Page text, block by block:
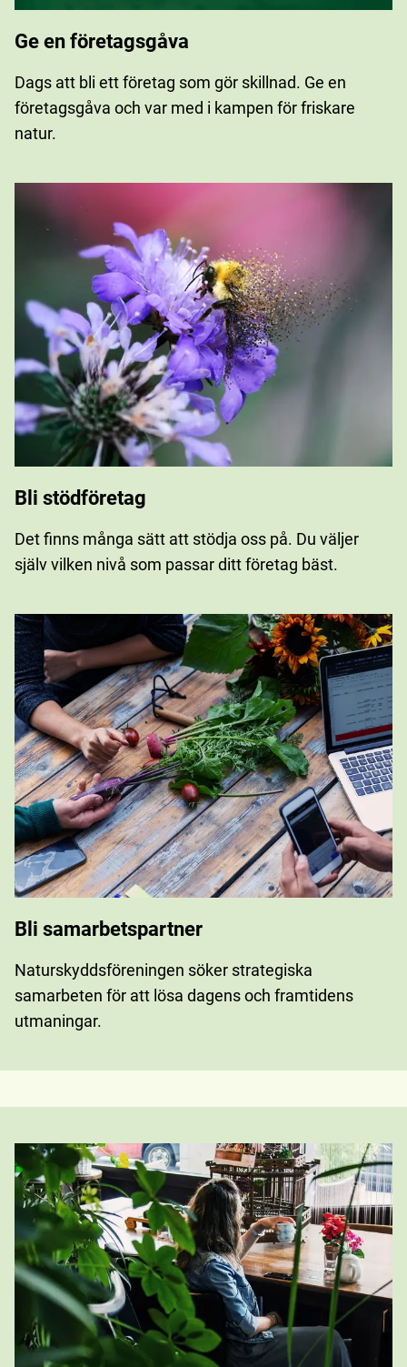
Ge en företagsgåva
Dags att bli ett företag som gör skillnad. Ge en
företagsgåva och var med i kampen för friskare
natur.
Bli stödföretag
Det finns många sätt att stödja oss på. Du väljer
själv vilken nivå som passar ditt företag bäst.
Bli samarbetspartner
Naturskyddsföreningen söker strategiska
samarbeten för att lösa dagens och framtidens
utmaningar.